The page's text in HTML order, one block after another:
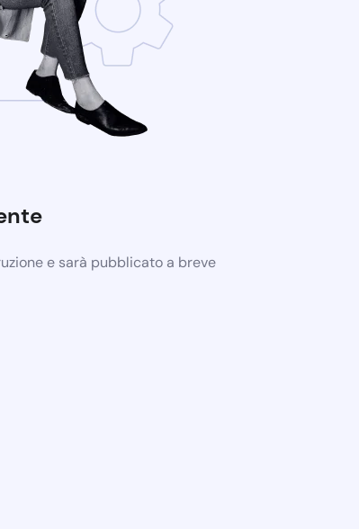
e sarà pubblicato a breve